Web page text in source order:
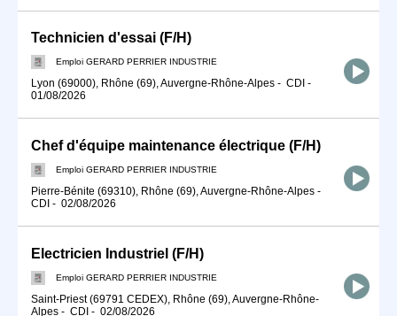
Technicien d'essai (F/H)
Emploi GERARD PERRIER INDUSTRIE
Lyon (69000), Rhône (69), Auvergne-Rhône-Alpes - CDI -
01/08/2026
Chef d'équipe maintenance électrique (F/H)
Emploi GERARD PERRIER INDUSTRIE
Pierre-Bénite (69310), Rhône (69), Auvergne-Rhône-Alpes -
CDI - 02/08/2026
Electricien Industriel (F/H)
Emploi GERARD PERRIER INDUSTRIE
Saint-Priest (69791 CEDEX), Rhône (69), Auvergne-Rhône-
Alpes - CDI - 02/08/2026